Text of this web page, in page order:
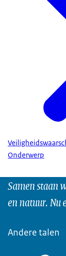
Onderwerp
Samen staan
en natuur. Nu
Andere talen